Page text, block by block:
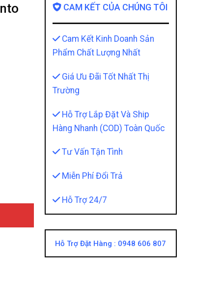
CAM KẾT CỦA CHÚNG TÔI
Cam Kết Kinh Doanh Sản
Phẩm Chất Lượng Nhất
Giá Ưu Đãi Tốt Nhất Thị
Trường
Hỗ Trợ Lắp Đặt Và Ship
Hàng Nhanh (COD) Toàn Quốc
Tư Vấn Tận Tình
Miễn Phí Đổi Trả
Hỗ Trợ 24/7
Hỗ Trợ Đặt Hàng : 0948 606 807